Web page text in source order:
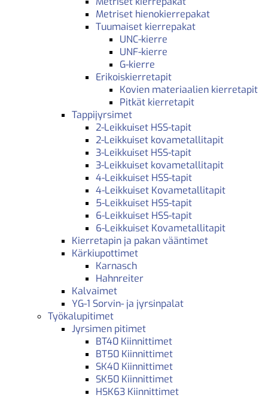
Metriset hienokierrepakat
Tuumaiset kierrepakat
UNC-kierre
UNF-kierre
G-kierre
Erikoiskierretapit
Kovien materiaalien kierretapit
Pitkät kierretapit
Tappijyrsimet
2-Leikkuiset HSS-tapit
2-Leikkuiset kovametallitapit
3-Leikkuiset HSS-tapit
3-Leikkuiset kovametallitapit
4-Leikkuiset HSS-tapit
4-Leikkuiset Kovametallitapit
5-Leikkuiset HSS-tapit
6-Leikkuiset HSS-tapit
6-Leikkuiset Kovametallitapit
Kierretapin ja pakan vääntimet
Kärkiupottimet
Karnasch
Hahnreiter
Kalvaimet
YG-1 Sorvin- ja jyrsinpalat
Työkalupitimet
Jyrsimen pitimet
BT40 Kiinnittimet
BT50 Kiinnittimet
SK40 Kiinnittimet
SK50 Kiinnittimet
HSK63 Kiinnittimet